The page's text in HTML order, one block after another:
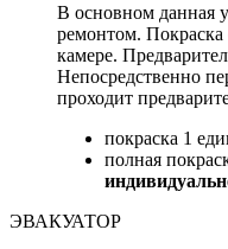
В основном данная
ремонтом. Покраска
камере.
Непосредственно
проходит
покраска 1
полная
ЭВАКУАТОР